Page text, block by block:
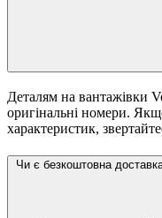
Деталям на вантажівки
оригінальні номери.
характеристик,
Чи є безкоштовна